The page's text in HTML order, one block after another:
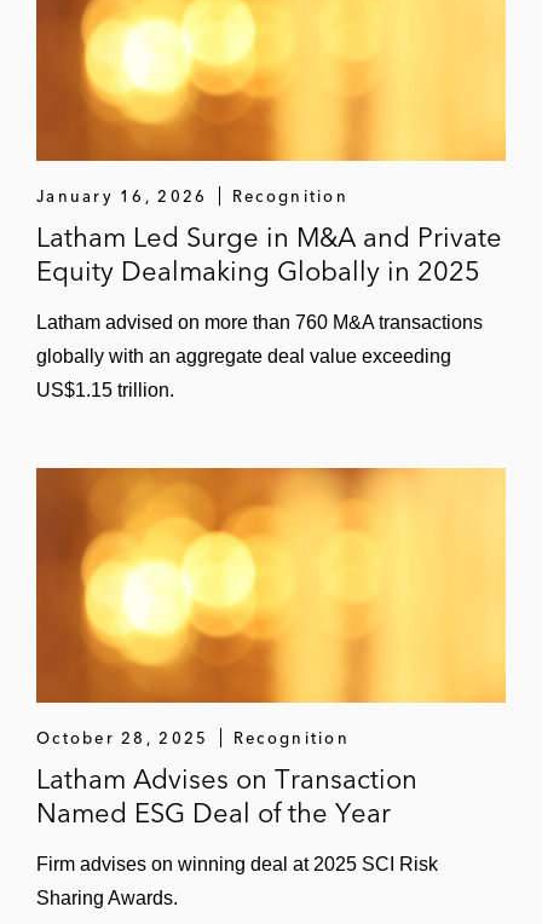
January 16, 2026 Recognition
Latham Led Surge in M&A and Private
Equity Dealmaking Globally in 2025
Latham advised on more than 760 M&A transactions
globally with an aggregate deal value exceeding
US$1.15 trillion.
October 28, 2025 Recognition
Latham Advises on Transaction
Named ESG Deal of the Year
Firm advises on winning deal at 2025 SCI Risk
Sharing Awards.